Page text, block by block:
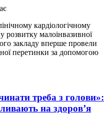
кардіологічному
розвитку малоінвазивної
закладу вперше провели
перетинки за допомогою
треба з голови»:
на здоров’я